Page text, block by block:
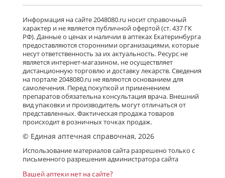
Информация на сайте 2048080.ru носит справочный
характер и не является публичной офертой (ст. 437 ГК
РФ). Данные о ценах и наличии в аптеках Екатеринбурга
предоставляются сторонними организациями, которые
несут ответственность за их актуальность. Ресурс не
является интернет-магазином, не осуществляет
дистанционную торговлю и доставку лекарств. Сведения
на портале 2048080.ru не являются основанием для
самолечения. Перед покупкой и применением
препаратов обязательна консультация врача. Внешний
вид упаковки и производитель могут отличаться от
представленных. Фактическая продажа товаров
происходит в розничных точках продаж.
© Единая аптечная справочная, 2026
Использование материалов сайта разрешено только с
письменного разрешения администратора сайта
Вашей аптеки нет на сайте?